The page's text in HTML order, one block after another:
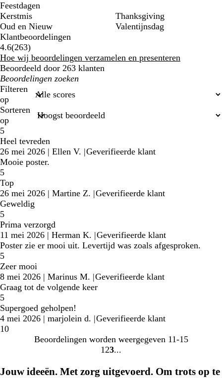
Feestdagen
Kerstmis
Oud en Nieuw
Thanksgiving
Valentijnsdag
Klantbeoordelingen
4.6(263263
klantbeoordelingen
)
Hoe wij beoordelingen verzamelen en presenteren
Beoordeeld door 263 klanten
Mijn
zoekopdrachten
Filteren
op
Sorteren
op
5
Heel tevreden
26 mei 2026 | Ellen V. |Geverifieerde klant
Mooie poster.
5
Top
26 mei 2026 | Martine Z. |Geverifieerde klant
Geweldig
5
Prima verzorgd
11 mei 2026 | Herman K. |Geverifieerde klant
Poster zie er mooi uit. Levertijd was zoals afgesproken.
5
Zeer mooi
8 mei 2026 | Marinus M. |Geverifieerde klant
Graag tot de volgende keer
5
Supergoed geholpen!
4 mei 2026 | marjolein d. |Geverifieerde klant
10
Beoordelingen worden weergegeven 11-15
Naar
1 Naar
2 Naar
3
Jouw ideeën. Met zorg uitgevoerd. Om trots op te